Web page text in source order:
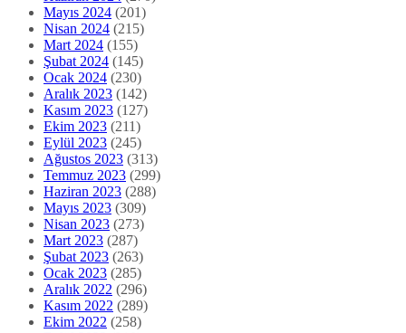
Mayıs 2024 (201)
Nisan 2024 (215)
Mart 2024 (155)
Şubat 2024 (145)
Ocak 2024 (230)
Aralık 2023 (142)
Kasım 2023 (127)
Ekim 2023 (211)
Eylül 2023 (245)
Ağustos 2023 (313)
Temmuz 2023 (299)
Haziran 2023 (288)
Mayıs 2023 (309)
Nisan 2023 (273)
Mart 2023 (287)
Şubat 2023 (263)
Ocak 2023 (285)
Aralık 2022 (296)
Kasım 2022 (289)
Ekim 2022 (258)